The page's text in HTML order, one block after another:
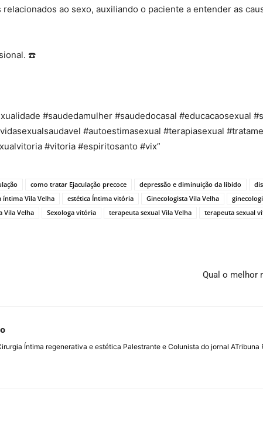
ao sexo, auxiliando o paciente a entender as
☎️
#saudedamulher #saudedocasal #educacaosexual
#autoestimasexual #terapiasexual
#vitoria #espiritosanto #vix”
como tratar Ejaculação precoce depressão e diminuição da libido
íntima Vila Velha estética Íntima vitória Ginecologista Vila Velha
Vila Velha Sexologa vitória terapeuta sexual Vila Velha terapeuta sexual
Qual o melhor
Íntima regenerativa e estética Palestrante e Colunista do jornal ATribuna